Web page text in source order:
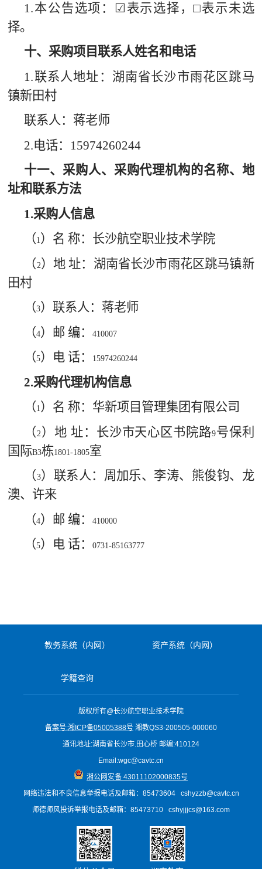
1.本公告选项：☑表示选择，□表示未选
择。
十、采购项目联系人姓名和电话
1.联系人地址： 湖南省长沙市雨花区跳马
镇新田村
联系人：蒋老师
2.电话： 15974260244
十一、采购人、采购代理机构的名称、地
址和联系方法
1.采购人信息
（ 1 ）名 称：长沙航空职业技术学院
（ 2）地 址：湖南省长沙市雨花区跳马镇新
田村
（3）联系人：蒋老师
（4）邮 编：410007
（5）电 话： 15974260244
2.采购代理机构信息
（ 1 ）名 称：华新项目管理集团有限公司
（2 ）地 址：长沙市天心区书院路9号保利
国际B3栋1801-1805室
（ 3）联系人：周加乐、李涛、熊俊钧、龙
澳、许来
（4）邮 编：410000
（5）电 话：0731-85163777
教务系统（内网） 资产系统（内网）
学籍查询
版权所有@长沙航空职业技术学院
备案号:湘ICP备05005388号 湘教QS3-200505-000060
通讯地址:湖南省长沙市.田心桥 邮编:410124
Email:wgc@cavtc.cn
湘公网安备 43011102000835号
网络违法和不良信息举报电话及邮箱：85473604 cshyzzb@cavtc.cn
师德师风投诉举报电话及邮箱：85473710 cshyjjjcs@163.com